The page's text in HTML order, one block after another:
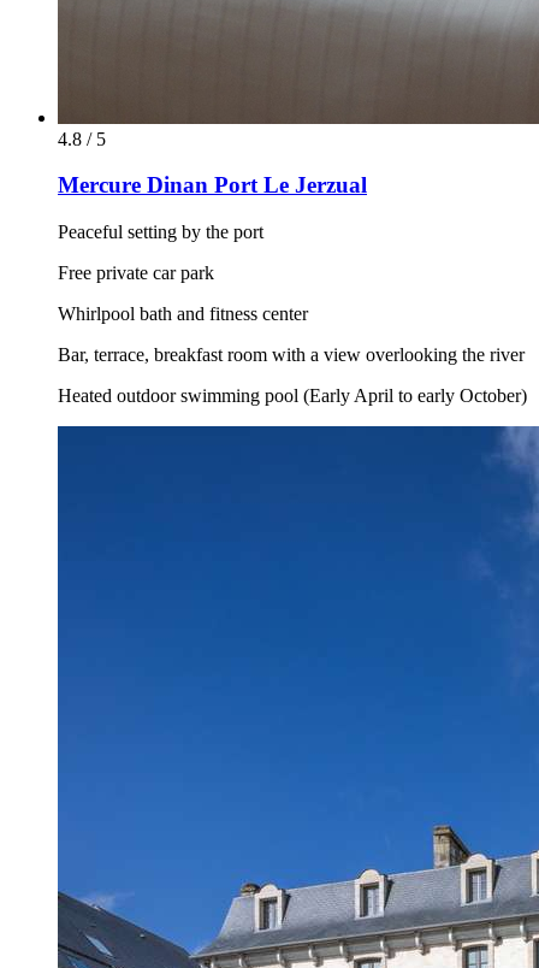
4.8 / 5
Mercure Dinan Port Le Jerzual
Peaceful setting by the port
Free private car park
Whirlpool bath and fitness center
Bar, terrace, breakfast room with a view overlooking the river
Heated outdoor swimming pool (Early April to early October)